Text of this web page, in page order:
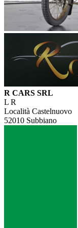
R CARS SRL
L R
Località Castelnuovo
52010 Subbiano